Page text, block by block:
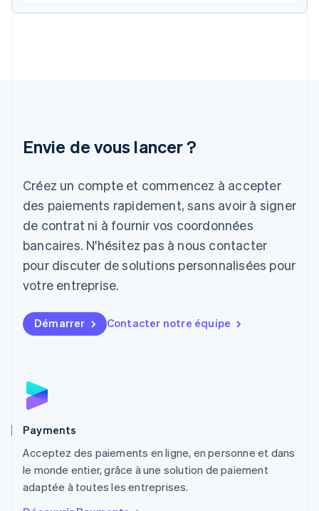
Envie de vous lancer ?
Créez un compte et commencez à accepter
des paiements rapidement, sans avoir à signer
de contrat ni à fournir vos coordonnées
bancaires. N'hésitez pas à nous contacter
pour discuter de solutions personnalisées pour
votre entreprise.
Démarrer Contacter notre équipe
Payments
Acceptez des paiements en ligne, en personne et dans
le monde entier, grâce à une solution de paiement
adaptée à toutes les entreprises.
Japon
Lettonie
English
Liechtenstein
DeutschEnglish
Lituanie
Luxembourg
FrançaisDeutschEnglish
English简体中文
Malte
Norvège
English
English
NederlandsEnglish
Pologne
English